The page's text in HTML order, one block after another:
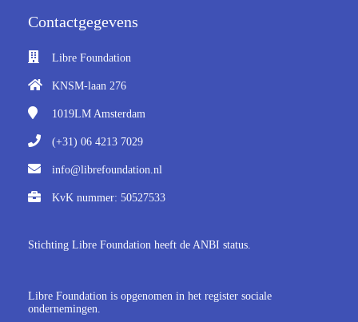
Contactgegevens
Libre Foundation
KNSM-laan 276
1019LM Amsterdam
(+31) 06 4213 7029
info@librefoundation.nl
KvK nummer: 50527533
Stichting Libre Foundation heeft de ANBI status.
Libre Foundation is opgenomen in het register sociale
ondernemingen.